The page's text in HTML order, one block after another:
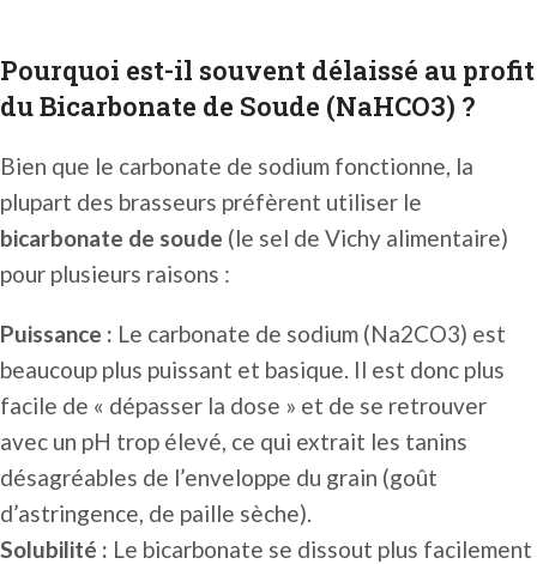
Pourquoi est-il souvent délaissé au profit
du Bicarbonate de Soude (NaHCO3) ?
Bien que le carbonate de sodium fonctionne, la
plupart des brasseurs préfèrent utiliser le
bicarbonate de soude (le sel de Vichy alimentaire)
pour plusieurs raisons :
Puissance : Le carbonate de sodium (Na2CO3) est
beaucoup plus puissant et basique. Il est donc plus
facile de « dépasser la dose » et de se retrouver
avec un pH trop élevé, ce qui extrait les tanins
désagréables de l’enveloppe du grain (goût
d’astringence, de paille sèche).
Solubilité : Le bicarbonate se dissout plus facilement